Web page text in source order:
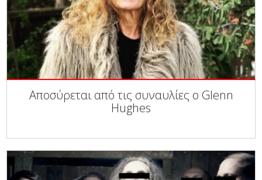
Αποσύρεται από τις συναυλίες ο Glenn
Hughes